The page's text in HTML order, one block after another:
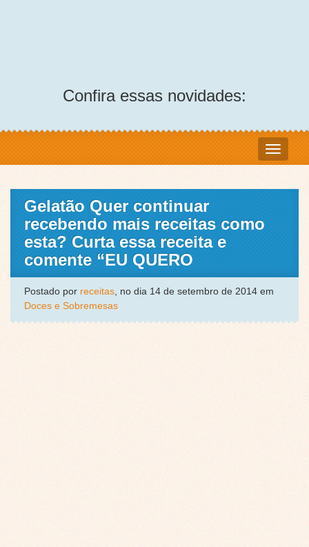
Confira essas novidades:
Gelatão Quer continuar
recebendo mais receitas como
esta? Curta essa receita e
comente “EU QUERO
Postado por receitas, no dia 14 de setembro de 2014 em
Doces e Sobremesas